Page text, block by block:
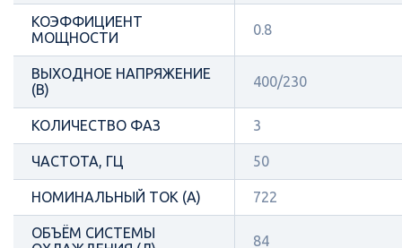
КОЭФФИЦИЕНТ
МОЩНОСТИ
0.8
ВЫХОДНОЕ НАПРЯЖЕНИЕ
(В)
400/230
КОЛИЧЕСТВО ФАЗ 3
ЧАСТОТА, ГЦ 50
НОМИНАЛЬНЫЙ ТОК (А) 722
ОБЪЁМ СИСТЕМЫ
84